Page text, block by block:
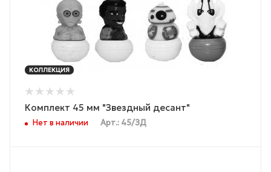
КОЛЛЕКЦИЯ
Комплект 45 мм "Звездный десант"
Нет в наличии Арт.: 45/ЗД